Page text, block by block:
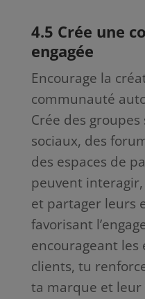
4.5 Crée une
engagée
Encourage la
communauté
Crée des
sociaux, des
des espaces de
peuvent
et partager leurs
favorisant
encourageant les
clients, tu
ta marque et leur